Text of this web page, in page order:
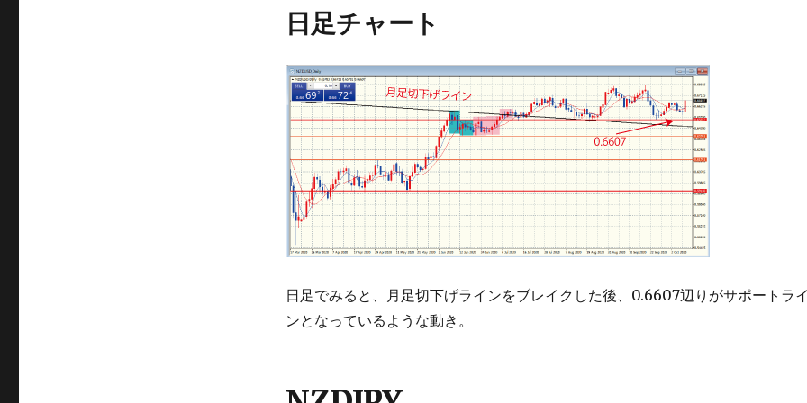
日足チャート
日足でみると、月足切下げラインをブレイクした後、0.6607辺りがサポートラ
ンとなっているような動き。